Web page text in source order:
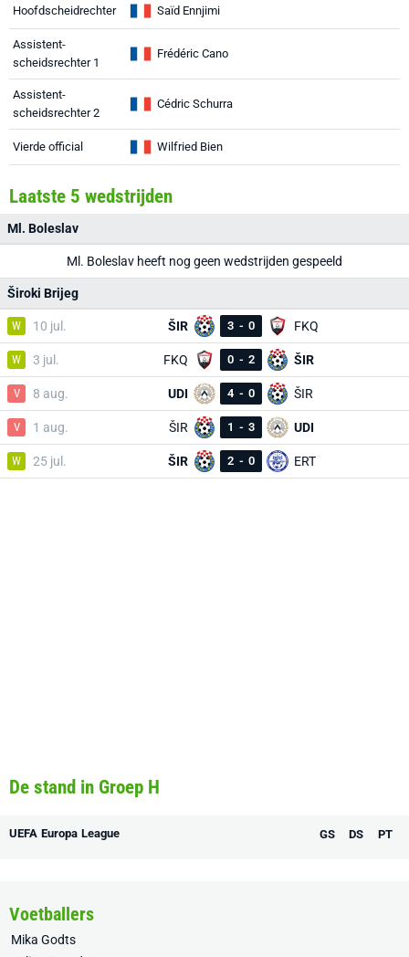
Hoofdscheidrechter Saïd Ennjimi
Assistent-
scheidsrechter 1
Frédéric Cano
Assistent-
scheidsrechter 2
Cédric Schurra
Vierde official Wilfried Bien
Laatste 5 wedstrijden
Ml. Boleslav
Ml. Boleslav heeft nog geen wedstrijden gespeeld
Široki Brijeg
W 10 jul. ŠIR 3 - 0 FKQ
W 3 jul. FKQ 0 - 2 ŠIR
V 8 aug. UDI 4 - 0 ŠIR
V 1 aug. ŠIR 1 - 3 UDI
W 25 jul. ŠIR 2 - 0 ERT
De stand in Groep H
UEFA Europa League GS DS PT
Voetballers
Mika Godts